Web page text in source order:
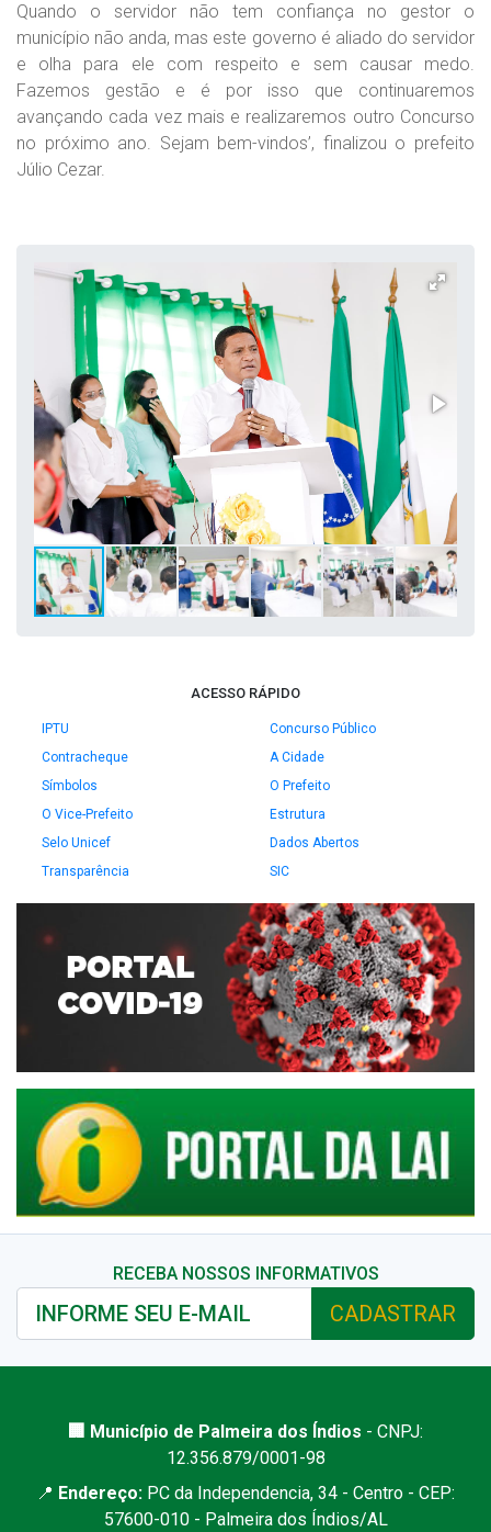
Quando o servidor não tem confiança no gestor o
município não anda, mas este governo é aliado do servidor
e olha para ele com respeito e sem causar medo.
Fazemos gestão e é por isso que continuaremos
avançando cada vez mais e realizaremos outro Concurso
no próximo ano. Sejam bem-vindos’, finalizou o prefeito
Júlio Cezar.
ACESSO RÁPIDO
IPTU
Concurso Público
Contracheque
A Cidade
Símbolos
O Prefeito
O Vice-Prefeito
Estrutura
Selo Unicef
Dados Abertos
Transparência
SIC
RECEBA NOSSOS INFORMATIVOS
CADASTRAR
🏢 Município de Palmeira dos Índios - CNPJ:
12.356.879/0001-98
📍 Endereço: PC da Independencia, 34 - Centro - CEP:
57600-010 - Palmeira dos Índios/AL